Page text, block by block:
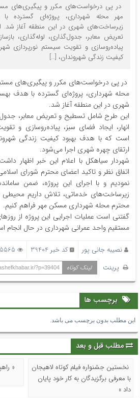
در پی درخواست‌های مکرر و پیگیری‌های
مهر محله شهرداری، پروژه‌ای گسترده
زیرساخت‌های شهری در این منطقه آغاز
تعریض معابر، جدول‌گذاری، لوله‌گذاری،
پیاده‌روسازی و تقویت سیستم نورپردازی
کیفیت زندگی شهروندان، […]
در پی درخواست‌های مکرر و پیگیری‌های
محله شهرداری، پروژه‌ای گسترده با هدف
شهری در این منطقه آغاز شد.
این طرح شامل تسطیح و تعریض معابر،
انهار، ایجاد فضای سبز، پیاده‌روسازی و
است که با هدف بهبود کیفیت زندگی
ارتقای چهره شهری اجرا می‌شود.
شهردار سیاهکل با اعلام این خبر اظهار
اتفاق نظر و تاکید اعضای محترم شورای
نمودیم و با اجرای این پروژه، ضمن
زیرساخت‌های خدماتی، تلاش داریم محیطی
محترم محله شهرداری مسکن مهر فراهم کنیم.
گفتنی است عملیات اجرایی این پروژه از
مستقیم واحد عمرانی شهرداری در حال انجام
نصیبه جانی پور کد خبر 39404 5565 بازدید
پرینت
لینک کوتاه ?p=39404
برچسب ها
این مطلب بدون برچسب می باشد.
مطلب قبل و بعد
نخستین جشنواره فیلم کوتاه لاهیجان
با معرفی برگزیدگان به کار خود پایان
داد »